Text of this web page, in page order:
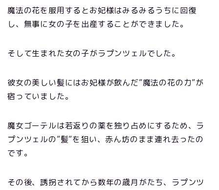
魔法の花を服用するとお妃様はみるみるうちに回復
し、無事に女の子を出産することができました。
そして生まれた女の子がラプンツェルでした。
彼女の美しい髪にはお妃様が飲んだ”魔法の花の力”が
宿っていました。
魔女ゴーテルは若返りの薬を独り占めにするため、ラ
プンツェルの”髪”を狙い、赤ん坊のまま連れ去ったの
です。
その後、誘拐されてから数年の歳月がたち、ラプンツ